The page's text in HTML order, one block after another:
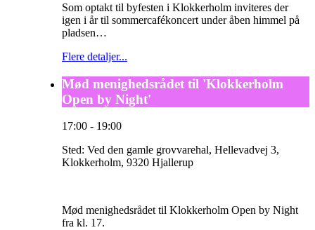
Som optakt til byfesten i Klokkerholm inviteres der
igen i år til sommercafékoncert under åben himmel på
pladsen…
Flere detaljer...
Mød menighedsrådet til 'Klokkerholm
Open by Night'
17:00 - 19:00
Sted: Ved den gamle grovvarehal, Hellevadvej 3,
Klokkerholm, 9320 Hjallerup
Mød menighedsrådet til Klokkerholm Open by Night
fra kl. 17.